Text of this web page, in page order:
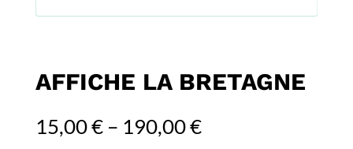
AFFICHE LA BRETAGNE
15,00€– 190,00€